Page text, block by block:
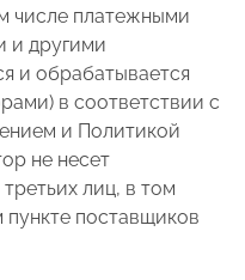
числе платежными
и другими
и обрабатывается
в соответствии с
и Политикой
не несет
лиц, в том
пункте поставщиков